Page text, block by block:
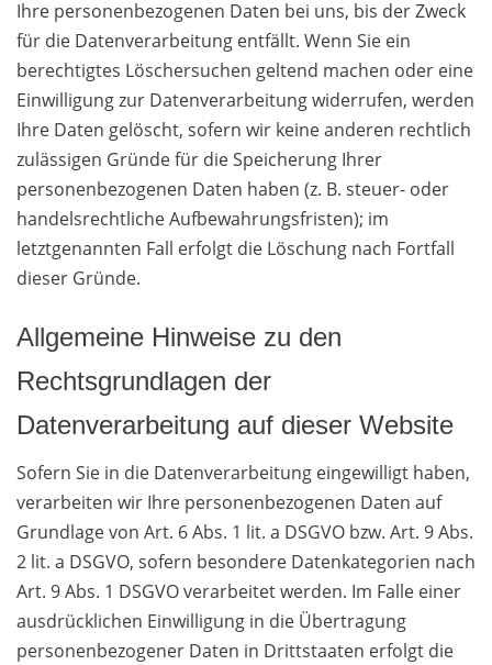
Ihre personenbezogenen Daten bei uns, bis der Zweck
für die Datenverarbeitung entfällt. Wenn Sie ein
berechtigtes Löschersuchen geltend machen oder eine
Einwilligung zur Datenverarbeitung widerrufen, werden
Ihre Daten gelöscht, sofern wir keine anderen rechtlich
zulässigen Gründe für die Speicherung Ihrer
personenbezogenen Daten haben (z. B. steuer- oder
handelsrechtliche Aufbewahrungsfristen); im
letztgenannten Fall erfolgt die Löschung nach Fortfall
dieser Gründe.
Allgemeine Hinweise zu den
Rechtsgrundlagen der
Datenverarbeitung auf dieser Website
Sofern Sie in die Datenverarbeitung eingewilligt haben,
verarbeiten wir Ihre personenbezogenen Daten auf
Grundlage von Art. 6 Abs. 1 lit. a DSGVO bzw. Art. 9 Abs.
2 lit. a DSGVO, sofern besondere Datenkategorien nach
Art. 9 Abs. 1 DSGVO verarbeitet werden. Im Falle einer
ausdrücklichen Einwilligung in die Übertragung
personenbezogener Daten in Drittstaaten erfolgt die